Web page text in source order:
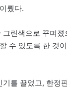
뤘다.
그린색으로 꾸며
수 있도록 한 것
기를 끌었고, 한정